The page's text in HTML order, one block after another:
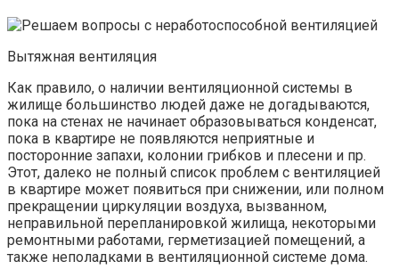
Вытяжная вентиляция
Как правило, о наличии вентиляционной системы в
жилище большинство людей даже не догадываются,
пока на стенах не начинает образовываться конденсат,
пока в квартире не появляются неприятные и
посторонние запахи, колонии грибков и плесени и пр.
Этот, далеко не полный список проблем с вентиляцией
в квартире может появиться при снижении, или полном
прекращении циркуляции воздуха, вызванном,
неправильной перепланировкой жилища, некоторыми
ремонтными работами, герметизацией помещений, а
также неполадками в вентиляционной системе дома.